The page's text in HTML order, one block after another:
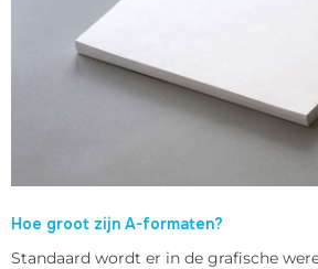
Hoe groot zijn A-formaten?
Standaard wordt er in de grafische